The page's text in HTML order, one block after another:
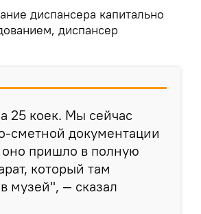
диспансера капитально
диспансер
25 коек. Мы сейчас
сметной документации
оно пришло в полную
который там
музей", — сказал